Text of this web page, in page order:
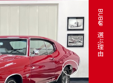
BUBUを選ぶ理由